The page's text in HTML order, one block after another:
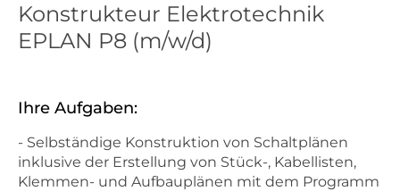
Konstrukteur Elektrotechnik
EPLAN P8 (m/w/d)
Ihre Aufgaben:
- Selbständige Konstruktion von Schaltplänen
inklusive der Erstellung von Stück-, Kabellisten,
Klemmen- und Aufbauplänen mit dem Programm